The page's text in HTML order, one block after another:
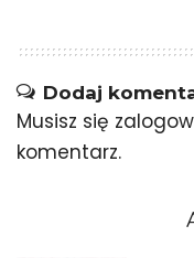
Dodaj
Musisz się
komentarz.